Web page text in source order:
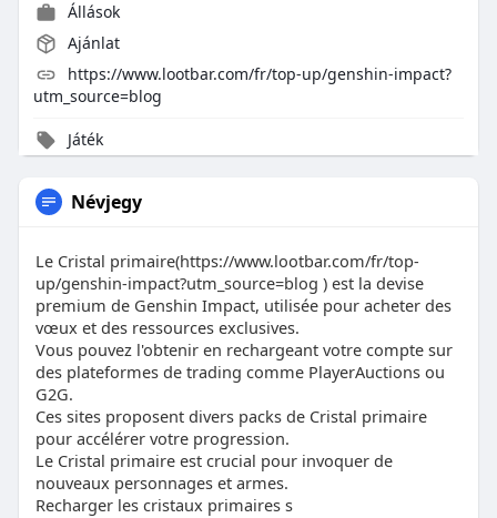
Állások
Ajánlat
https://www.lootbar.com/fr/top-up/genshin-impact?
utm_source=blog
Játék
Névjegy
Le Cristal primaire(https://www.lootbar.com/fr/top-
up/genshin-impact?utm_source=blog ) est la devise
premium de Genshin Impact, utilisée pour acheter des
vœux et des ressources exclusives.
Vous pouvez l'obtenir en rechargeant votre compte sur
des plateformes de trading comme PlayerAuctions ou
G2G.
Ces sites proposent divers packs de Cristal primaire
pour accélérer votre progression.
Le Cristal primaire est crucial pour invoquer de
nouveaux personnages et armes.
Recharger les cristaux primaires s